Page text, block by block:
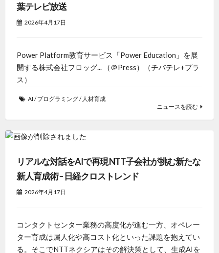
葉テレビ放送
2026年4月17日
Power Platform教育サービス「Power Education」を展
開する株式会社フロッグ... （＠Press）（チバテレ+プラ
ス）
AI /プログラミング/ 人材育成
ニュースを読む
リアルな対話をAIで再現 NTT子会社が挑む新たな
新人育成術 – 日経クロストレンド
2026年4月17日
コンタクトセンター業務の高度化が進む一方、オペレー
ター育成は属人化や高コスト化といった課題を抱えてい
る。そこでNTTネクシアはその解決策として、生成AIを